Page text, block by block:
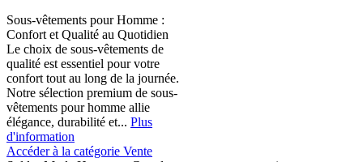
Sous-vêtements pour Homme :
Confort et Qualité au Quotidien
Le choix de sous-vêtements de
qualité est essentiel pour votre
confort tout au long de la journée.
Notre sélection premium de sous-
vêtements pour homme allie
élégance, durabilité et... Plus
d'information
Accéder à la catégorie Vente